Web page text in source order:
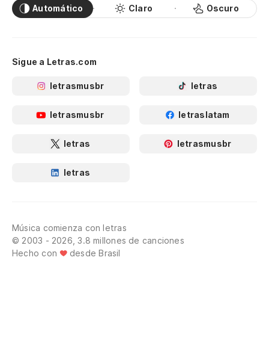
Automático Claro Oscuro
Sigue a Letras.com
letrasmusbr letras
letrasmusbr letraslatam
letras letrasmusbr
letras
Música comienza con letras
© 2003 - 2026, 3.8 millones de canciones
Hecho con
desde Brasil